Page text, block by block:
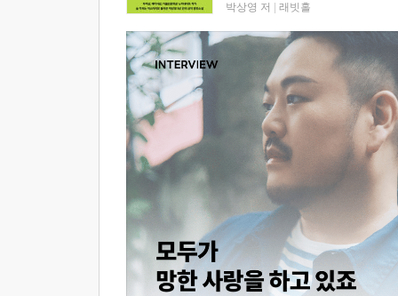
박상영 저 래빗홀